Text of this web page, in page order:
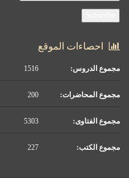
احصاءات الموقع
مجموع الدروس:
مجموع المحاضرات:
مجموع الفتاوى:
مجموع الكتب: